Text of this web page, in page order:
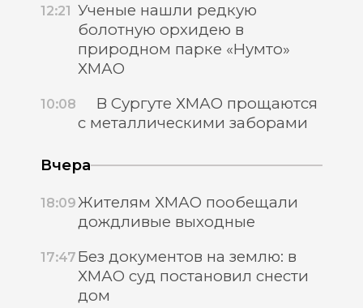
12:21 Ученые нашли редкую
болотную орхидею в
природном парке «Нумто»
ХМАО
10:08
В Сургуте ХМАО прощаются
с металлическими заборами
Вчера
18:09Жителям ХМАО пообещали
дождливые выходные
17:47 Без документов на землю: в
ХМАО суд постановил снести
дом